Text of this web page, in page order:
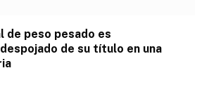
de peso pesado es
de su título en una